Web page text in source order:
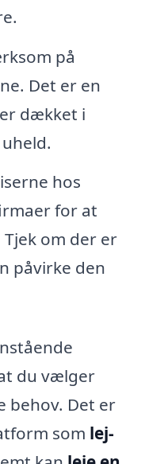
på
Det er en
dækket i
hos
for at
om der er
påvirke den
du vælger
behov. Det er
som lej-